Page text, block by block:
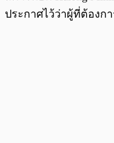
ประกาศไว้ว่าผู้ที่ต้องก